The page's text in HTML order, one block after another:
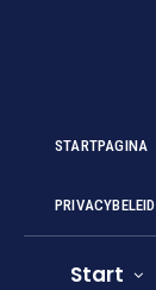
STARTPAGINA
PRIVACYBELEID
Start